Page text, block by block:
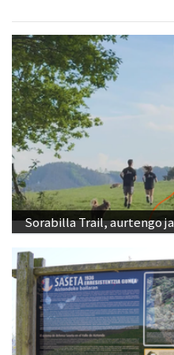
Sorabilla Trail, aurtengo